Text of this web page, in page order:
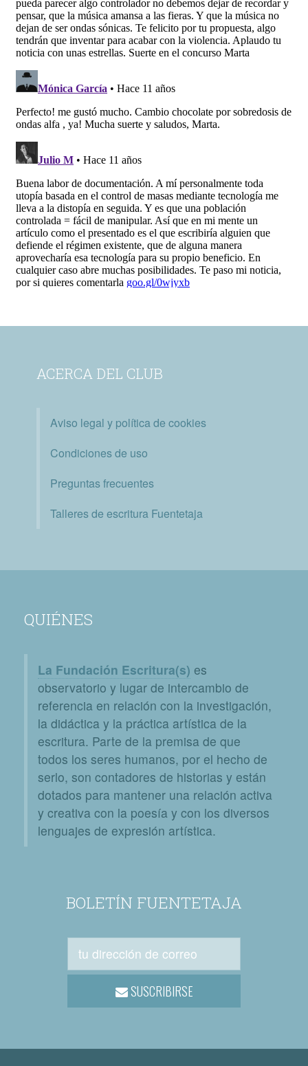
ACERCA DEL CLUB
Aviso legal y política de cookies
Condiciones de uso
Preguntas frecuentes
Talleres de escritura Fuentetaja
QUIÉNES
La Fundación Escritura(s) es
observatorio y lugar de intercambio de
referencia en relación con la investigación,
la didáctica y la práctica artística de la
escritura. Parte de la premisa de que
todos los seres humanos, por el hecho de
serlo, son contadores de historias y están
dotados para mantener una relación activa
y creativa con la poesía y con los diversos
lenguajes de expresión artística.
BOLETÍN FUENTETAJA
SUSCRIBIRSE